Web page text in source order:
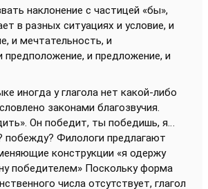
наклонение с частицей «бы»,
в разных ситуациях и условие, и
и мечтательность, и
предположение, и предложение, и
иногда у глагола нет какой-либо
законами благозвучия.
Он победит, ты победишь, я…
Филологи предлагают
конструкции «я одержу
победителем» Поскольку форма
числа отсутствует, глагол